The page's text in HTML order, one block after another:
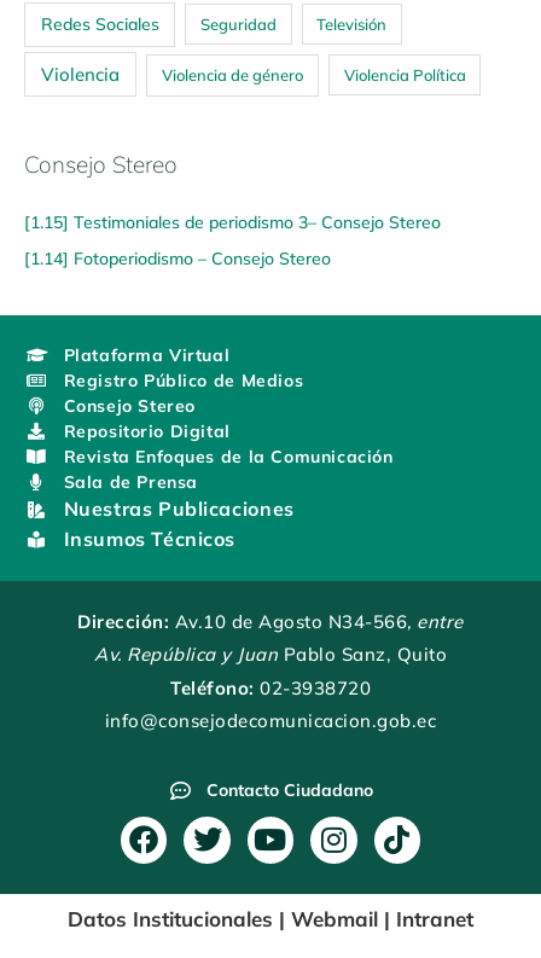
Redes Sociales Seguridad Televisión
Violencia Violencia de género Violencia Política
Consejo Stereo
[1.15] Testimoniales de periodismo 3– Consejo Stereo
[1.14] Fotoperiodismo – Consejo Stereo
Plataforma Virtual
Registro Público de Medios
Consejo Stereo
Repositorio Digital
Revista Enfoques de la Comunicación
Sala de Prensa
Nuestras Publicaciones
Insumos Técnicos
Dirección: Av.10 de Agosto N34-566, entre
Av. República y Juan Pablo Sanz, Quito
Teléfono: 02-3938720
info@consejodecomunicacion.gob.ec
Contacto Ciudadano
F
a
c
e
T
w
i
t
Y
o
u
t
I
n
s
t
T
i
k
t
Datos Institucionales | Webmail | Intranet